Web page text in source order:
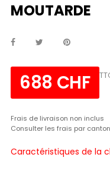
MOUTARDE
688 CHF
Frais de livraison non inclus
Consulter les frais par
Caractéristiques de la